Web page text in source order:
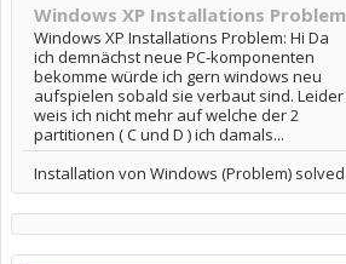
Windows XP Installations Problem
Windows XP Installations Problem: Hi Da
ich demnächst neue PC-komponenten
bekomme würde ich gern windows neu
aufspielen sobald sie verbaut sind. Leider
weis ich nicht mehr auf welche der 2
partitionen ( C und D ) ich damals...
Installation von Windows (Problem) solved